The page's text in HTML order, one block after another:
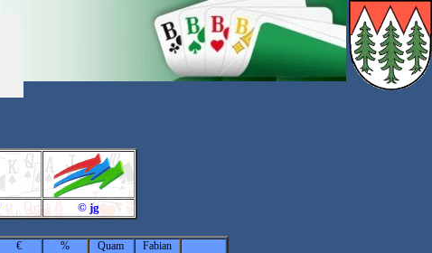
© jg
€ % Quam Fabian